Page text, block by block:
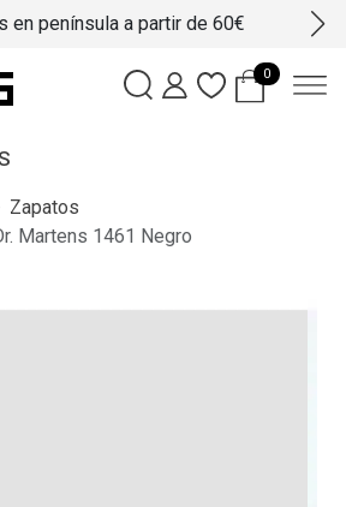
en península a partir de 60€
0
Zapatos
Martens 1461 Negro